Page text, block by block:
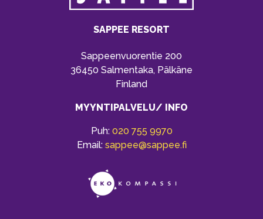
SAPPEE RESORT
Sappeenvuorentie 200
36450 Salmentaka, Pälkäne
Finland
MYYNTIPALVELU/ INFO
Puh: 020 755 9970
Email: sappee@sappee.fi